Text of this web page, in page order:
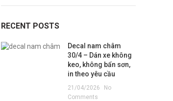
RECENT POSTS
Decal nam châm
30/4 – Dán xe không
keo, không bẩn sơn,
in theo yêu cầu
21/04/2026
No
Comments